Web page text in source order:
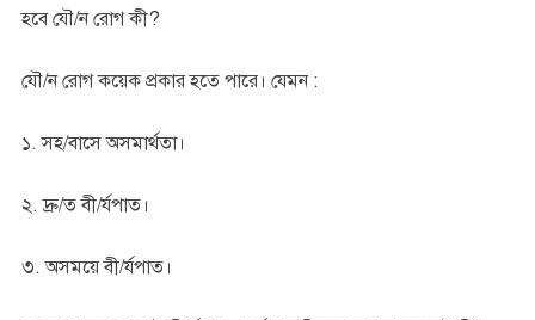
হবে যৌ/ন রোগ কী?
যৌ/ন রোগ কয়েক প্রকার হতে পারে। যেমন :
১. সহ/বাসে অসমার্থতা।
২. দ্রু/ত বী/র্যপাত।
৩. অসময়ে বী/র্যপাত।